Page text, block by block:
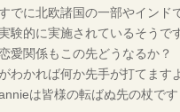
でに北欧諸国の一部やインド
験的に実施されているそうで
愛関係もこの先どうなるか？
がわかれば何か先手が打てます
は皆様の転ばぬ先の杖です